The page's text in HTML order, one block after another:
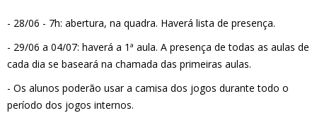
- 28/06 - 7h: abertura, na quadra. Haverá lista de presença.
- 29/06 a 04/07: haverá a 1ª aula. A presença de todas as aulas de
cada dia se baseará na chamada das primeiras aulas.
- Os alunos poderão usar a camisa dos jogos durante todo o
período dos jogos internos.